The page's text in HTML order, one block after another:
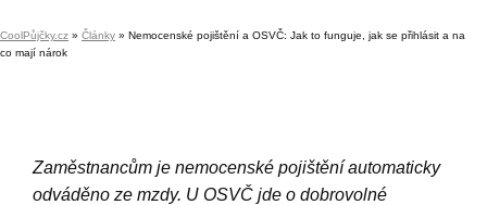
CoolPůjčky.cz » Články » Nemocenské pojištění a OSVČ: Jak to funguje, jak se přihlásit a na
co mají nárok
Zaměstnancům je nemocenské pojištění automaticky
odváděno ze mzdy. U OSVČ jde o dobrovolné